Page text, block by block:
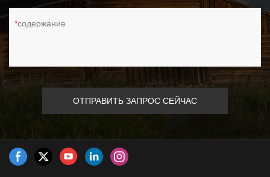
содержание
ОТПРАВИТЬ ЗАПРОС СЕЙЧАС